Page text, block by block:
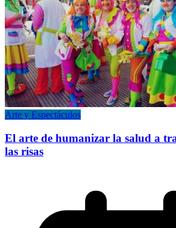
Arte y Espectáculos
El arte de humanizar la salud a
las risas